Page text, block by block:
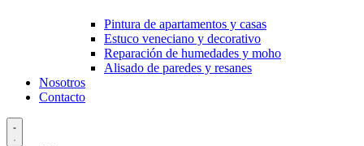
Pintura de apartamentos y casas
Estuco veneciano y decorativo
Reparación de humedades y moho
Alisado de paredes y resanes
Nosotros
Contacto